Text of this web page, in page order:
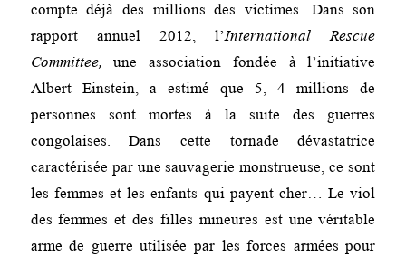
compte déjà des millions des victimes. Dans son
rapport annuel 2012, l’International Rescue
Committee, une association fondée à l’initiative
Albert Einstein, a estimé que 5, 4 millions de
personnes sont mortes à la suite des guerres
congolaises. Dans cette tornade dévastatrice
caractérisée par une sauvagerie monstrueuse, ce sont
les femmes et les enfants qui payent cher… Le viol
des femmes et des filles mineures est une véritable
arme de guerre utilisée par les forces armées pour